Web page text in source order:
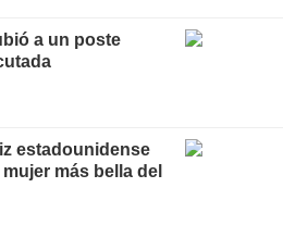
a un poste
estadounidense
más bella del